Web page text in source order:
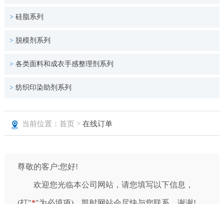
> 硅脂系列
> 脱模剂系列
> 各类面料和成衣手感整理剂系列
> 纺织印染助剂系列
当前位置：首页 > 在线订单
尊敬的客户:您好!
欢迎您光临本公司网站，请您填写以下信息，